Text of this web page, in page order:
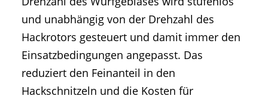
und unabhängig von der Drehzahl des
Hackrotors gesteuert und damit immer den
Einsatzbedingungen angepasst. Das
reduziert den Feinanteil in den
Hackschnitzeln und die Kosten für